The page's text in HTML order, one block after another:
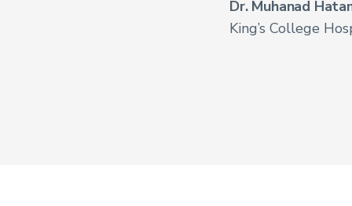
Dr. Muhanad
King’s College